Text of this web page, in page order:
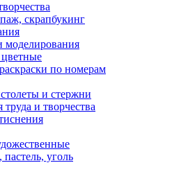
скрапбукинг
моделирования
по номерам
и стержни
труда и творчества
уголь